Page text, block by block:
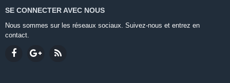
SE CONNECTER AVEC NOUS
Nous sommes sur les réseaux sociaux. Suivez-nous et entrez en
contact.